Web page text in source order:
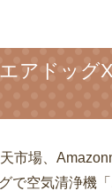
アドッグ
市場、
で空気清浄機